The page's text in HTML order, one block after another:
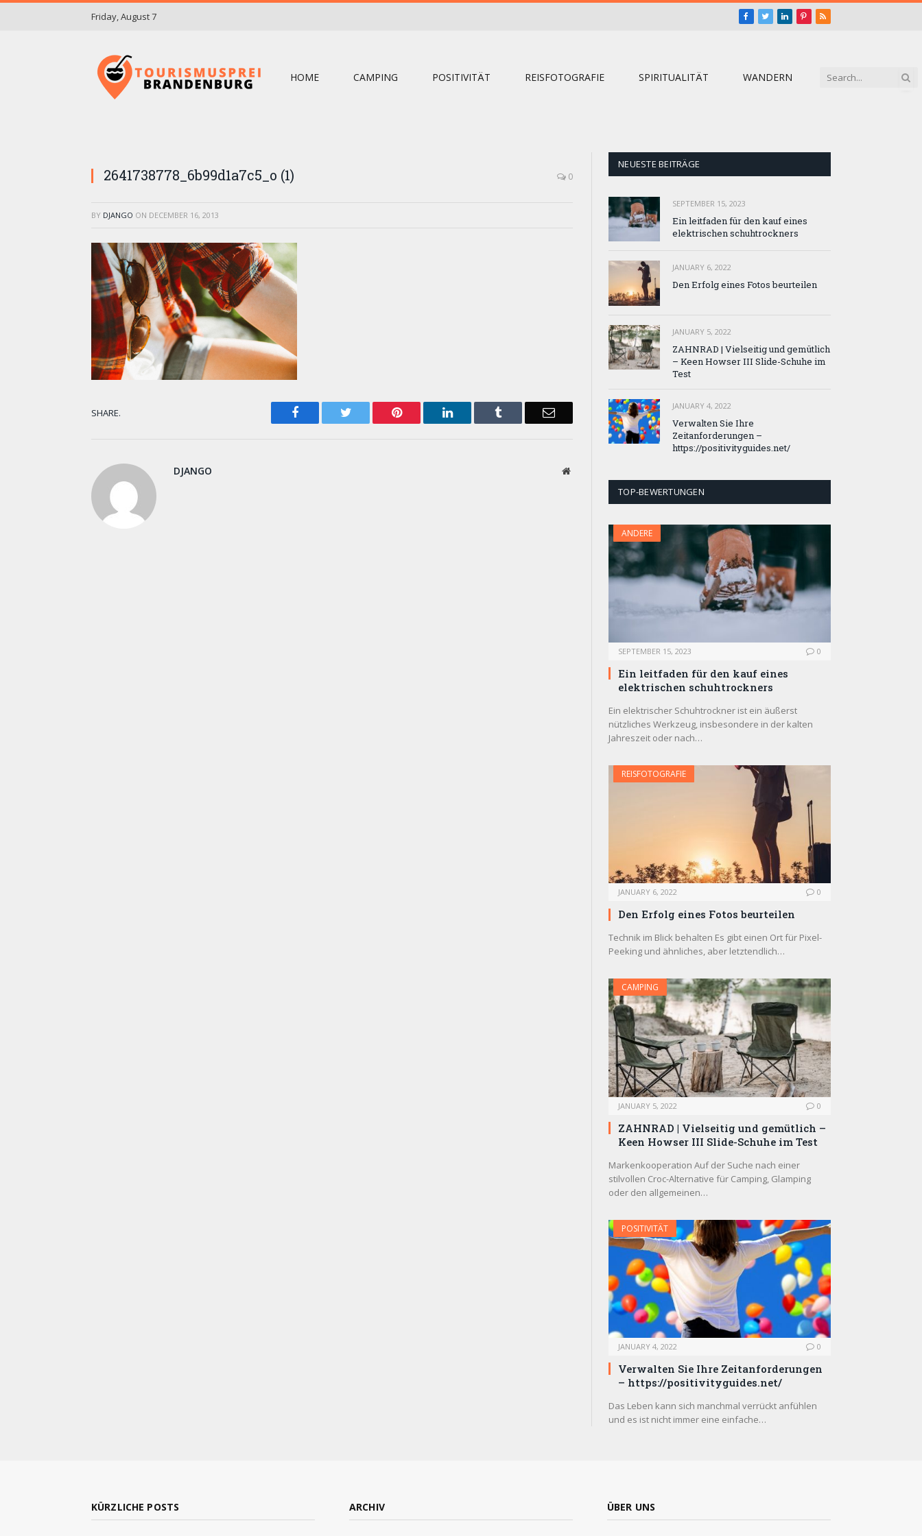
Friday, August 7 Facebook
TwitterLinkedInPinterest
RSS
HOME CAMPING POSITIVITÄT REISFOTOGRAFIE SPIRITUALITÄT WANDERN
2641738778_6b99d1a7c5_o (1) 0
BY DJANGO ON DECEMBER 16, 2013
SHARE. Facebook Twitter Pinterest LinkedIn Tumblr Email
DJANGO Website
NEUESTE BEITRÄGE
SEPTEMBER 15, 2023
Ein leitfaden für den kauf eines
elektrischen schuhtrockners
JANUARY 6, 2022
Den Erfolg eines Fotos beurteilen
JANUARY 5, 2022
ZAHNRAD ​​| Vielseitig und gemütlich
– Keen Howser III Slide-Schuhe im
Test
JANUARY 4, 2022
Verwalten Sie Ihre
Zeitanforderungen –
https://positivityguides.net/
TOP-BEWERTUNGEN
ANDERE
SEPTEMBER 15, 2023 0
Ein leitfaden für den kauf eines
elektrischen schuhtrockners
Ein elektrischer Schuhtrockner ist ein äußerst
nützliches Werkzeug, insbesondere in der kalten
Jahreszeit oder nach…
REISFOTOGRAFIE
JANUARY 6, 2022 0
Den Erfolg eines Fotos beurteilen
Technik im Blick behalten Es gibt einen Ort für Pixel-
Peeking und ähnliches, aber letztendlich…
CAMPING
JANUARY 5, 2022 0
ZAHNRAD ​​| Vielseitig und gemütlich –
Keen Howser III Slide-Schuhe im Test
Markenkooperation Auf der Suche nach einer
stilvollen Croc-Alternative für Camping, Glamping
oder den allgemeinen…
POSITIVITÄT
JANUARY 4, 2022 0
Verwalten Sie Ihre Zeitanforderungen
– https://positivityguides.net/
Das Leben kann sich manchmal verrückt anfühlen
und es ist nicht immer eine einfache…
KÜRZLICHE POSTS ARCHIV ÜBER UNS